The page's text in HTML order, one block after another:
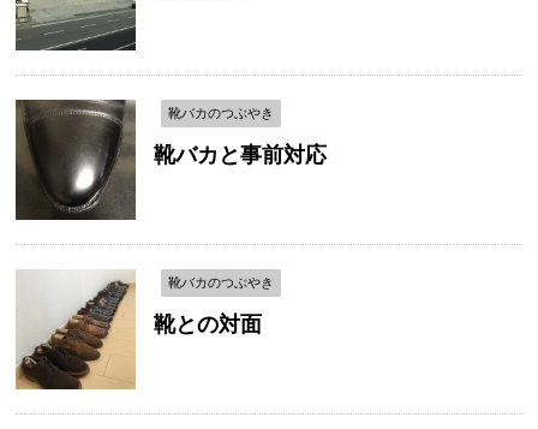
靴バカのつぶやき
靴バカと事前対応
靴バカのつぶやき
靴との対面